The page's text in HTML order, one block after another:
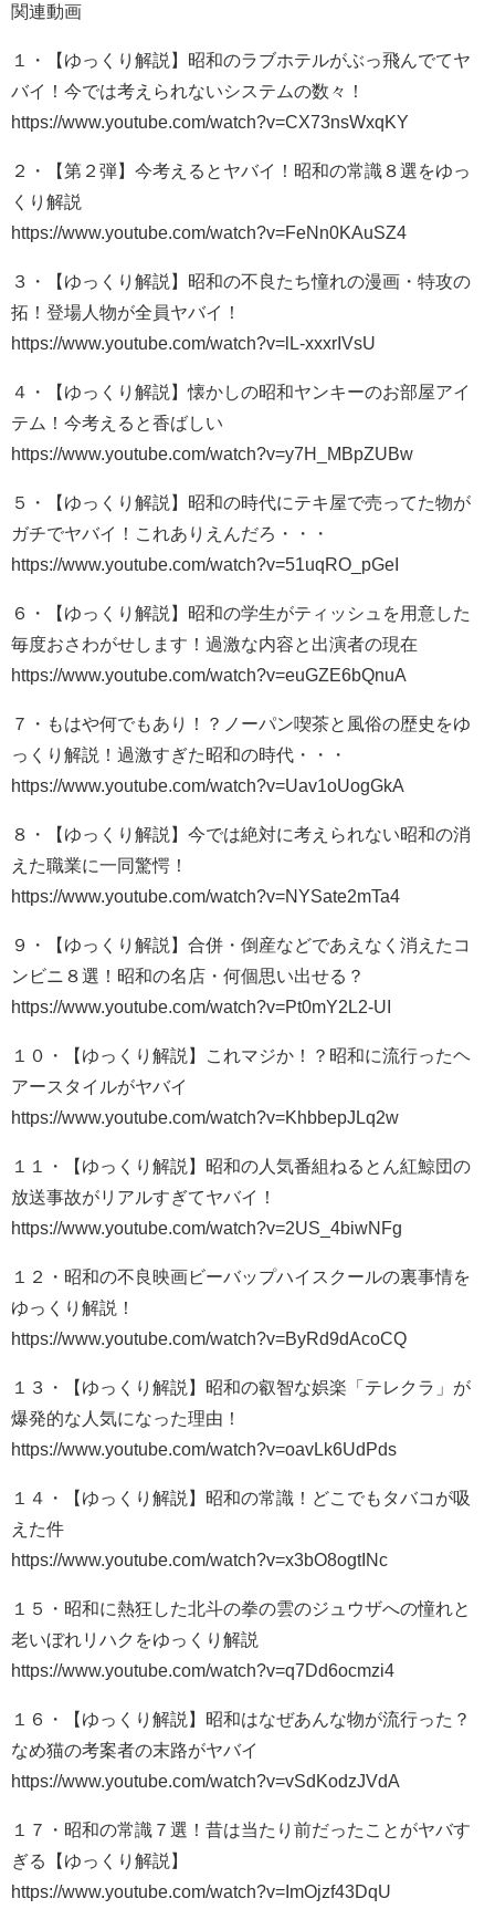
関連動画
１・【ゆっくり解説】昭和のラブホテルがぶっ飛んでてヤ
バイ！今では考えられないシステムの数々！
https://www.youtube.com/watch?v=CX73nsWxqKY
２・【第２弾】今考えるとヤバイ！昭和の常識８選をゆっ
くり解説
https://www.youtube.com/watch?v=FeNn0KAuSZ4
３・【ゆっくり解説】昭和の不良たち憧れの漫画・特攻の
拓！登場人物が全員ヤバイ！
https://www.youtube.com/watch?v=lL-xxxrIVsU
４・【ゆっくり解説】懐かしの昭和ヤンキーのお部屋アイ
テム！今考えると香ばしい
https://www.youtube.com/watch?v=y7H_MBpZUBw
５・【ゆっくり解説】昭和の時代にテキ屋で売ってた物が
ガチでヤバイ！これありえんだろ・・・
https://www.youtube.com/watch?v=51uqRO_pGeI
６・【ゆっくり解説】昭和の学生がティッシュを用意した
毎度おさわがせします！過激な内容と出演者の現在
https://www.youtube.com/watch?v=euGZE6bQnuA
７・もはや何でもあり！？ノーパン喫茶と風俗の歴史をゆ
っくり解説！過激すぎた昭和の時代・・・
https://www.youtube.com/watch?v=Uav1oUogGkA
８・【ゆっくり解説】今では絶対に考えられない昭和の消
えた職業に一同驚愕！
https://www.youtube.com/watch?v=NYSate2mTa4
９・【ゆっくり解説】合併・倒産などであえなく消えたコ
ンビニ８選！昭和の名店・何個思い出せる？
https://www.youtube.com/watch?v=Pt0mY2L2-UI
１０・【ゆっくり解説】これマジか！？昭和に流行ったヘ
アースタイルがヤバイ
https://www.youtube.com/watch?v=KhbbepJLq2w
１１・【ゆっくり解説】昭和の人気番組ねるとん紅鯨団の
放送事故がリアルすぎてヤバイ！
https://www.youtube.com/watch?v=2US_4biwNFg
１２・昭和の不良映画ビーバップハイスクールの裏事情を
ゆっくり解説！
https://www.youtube.com/watch?v=ByRd9dAcoCQ
１３・【ゆっくり解説】昭和の叡智な娯楽「テレクラ」が
爆発的な人気になった理由！
https://www.youtube.com/watch?v=oavLk6UdPds
１４・【ゆっくり解説】昭和の常識！どこでもタバコが吸
えた件
https://www.youtube.com/watch?v=x3bO8ogtINc
１５・昭和に熱狂した北斗の拳の雲のジュウザへの憧れと
老いぼれリハクをゆっくり解説
https://www.youtube.com/watch?v=q7Dd6ocmzi4
１６・【ゆっくり解説】昭和はなぜあんな物が流行った？
なめ猫の考案者の末路がヤバイ
https://www.youtube.com/watch?v=vSdKodzJVdA
１７・昭和の常識７選！昔は当たり前だったことがヤバす
ぎる【ゆっくり解説】
https://www.youtube.com/watch?v=ImOjzf43DqU